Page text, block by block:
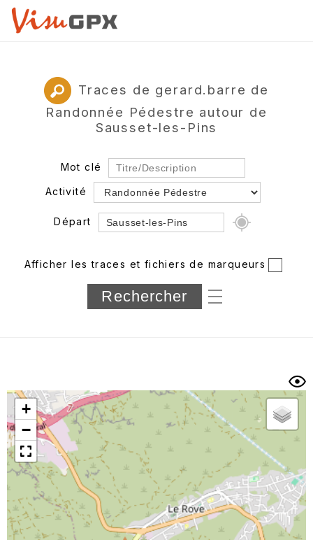
Traces de gerard.barre de
Randonnée Pédestre autour de
Sausset-les-Pins
Mot clé
Activité
Départ
Département
Longueur min/max
Trier par
Horodatage
Afficher les traces et fichiers de marqueurs
+
−